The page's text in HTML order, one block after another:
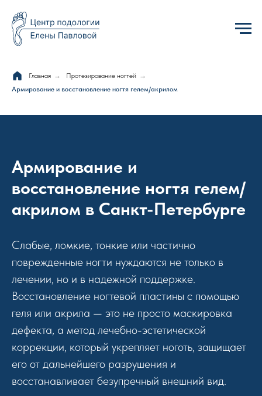
Главная → Протезирование ногтей →
Армирование и восстановление ногтя гелем/акрилом
Армирование и
восстановление ногтя гелем/
акрилом в Санкт-Петербурге
Слабые, ломкие, тонкие или частично
поврежденные ногти нуждаются не только в
лечении, но и в надежной поддержке.
Восстановление ногтевой пластины с помощью
геля или акрила — это не просто маскировка
дефекта, а метод лечебно-эстетической
коррекции, который укрепляет ноготь, защищает
его от дальнейшего разрушения и
восстанавливает безупречный внешний вид.